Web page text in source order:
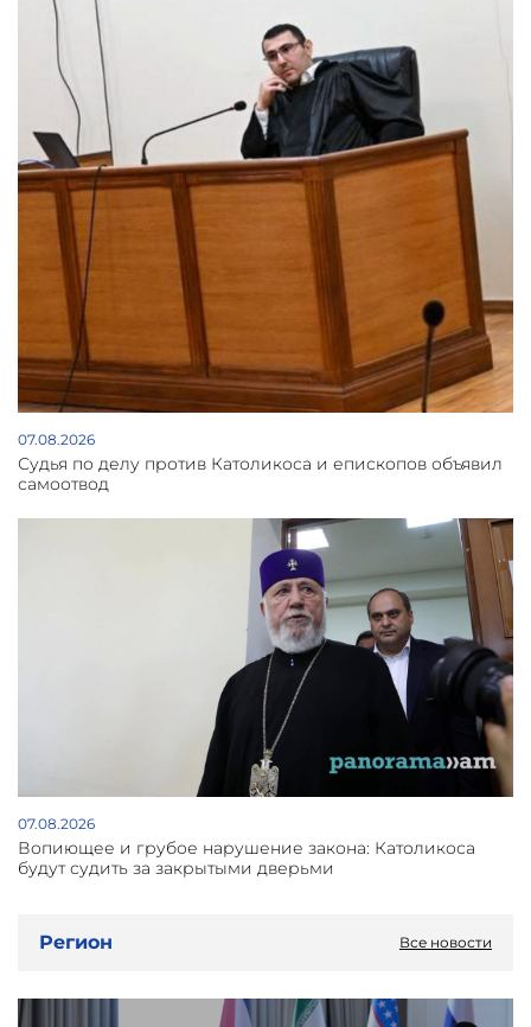
07.08.2026
Судья по делу против Католикоса и епископов объявил
самоотвод
07.08.2026
Вопиющее и грубое нарушение закона: Католикоса
будут судить за закрытыми дверьми
Регион Все новости